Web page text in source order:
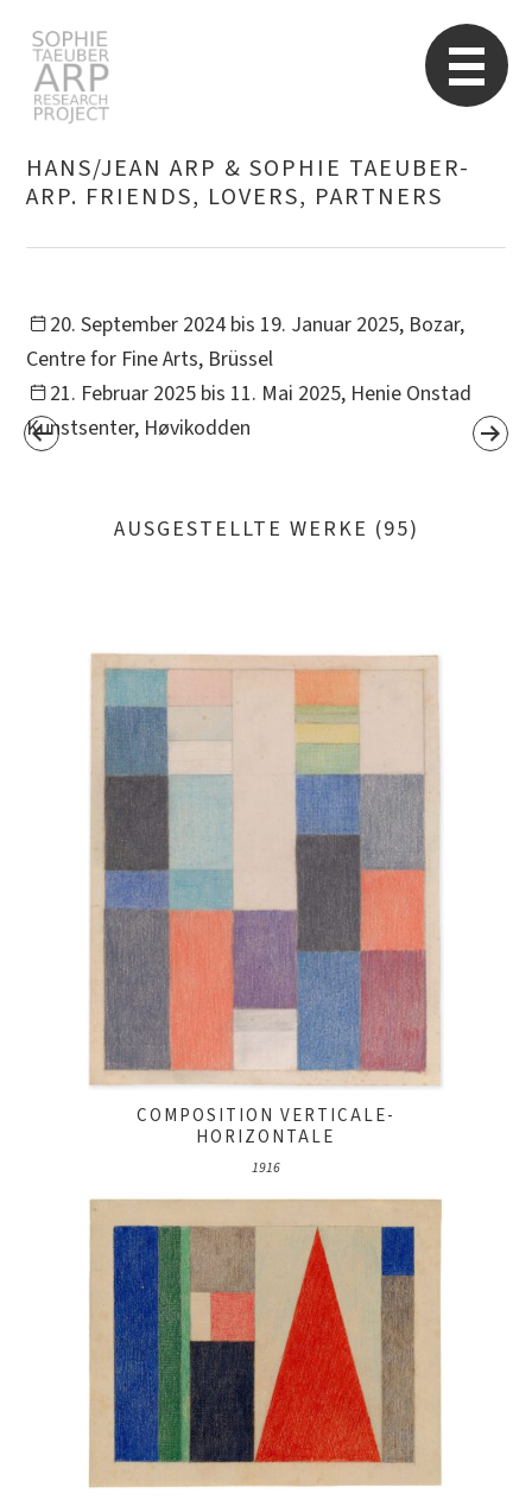
nach:
HANS/JEAN ARP & SOPHIE TAEUBER-
ARP. FRIENDS, LOVERS, PARTNERS
20. September 2024 bis 19. Januar 2025, Bozar,
Centre for Fine Arts, Brüssel
21. Februar 2025 bis 11. Mai 2025, Henie Onstad
Kunstsenter, Høvikodden
AUSGESTELLTE WERKE (95)
COMPOSITION VERTICALE-
HORIZONTALE
1916